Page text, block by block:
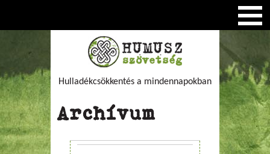
Hulladékcsökkentés a mindennapokban
Archívum